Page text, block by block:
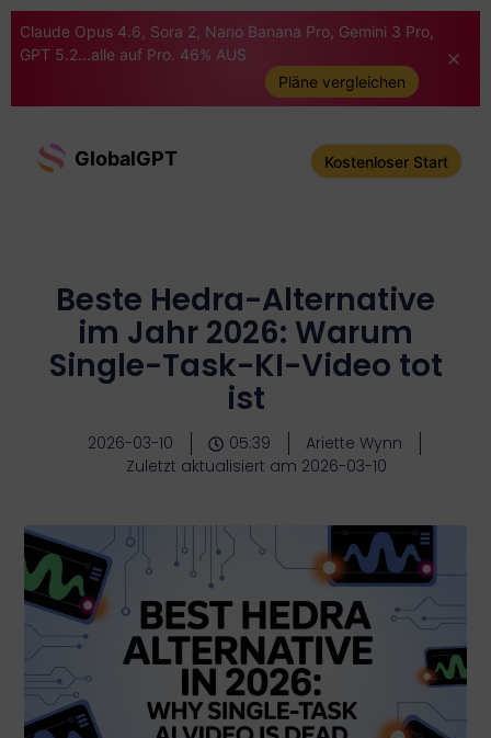
Claude Opus 4.6, Sora 2, Nano Banana Pro, Gemini 3 Pro,
GPT 5.2...alle auf Pro. 46% AUS
Pläne vergleichen
GlobalGPT Kostenloser Start
Beste Hedra-Alternative
im Jahr 2026: Warum
Single-Task-KI-Video tot
ist
2026-03-10 05:39
Ariette Wynn
Zuletzt aktualisiert am 2026-03-10